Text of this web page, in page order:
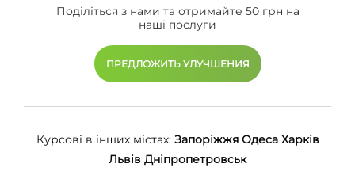
Поділіться з нами та отримайте 50 грн на
наші послуги
ПРЕДЛОЖИТЬ УЛУЧШЕНИЯ
Курсові в інших містах: Запоріжжя Одеса Харків
Львів Дніпропетровськ